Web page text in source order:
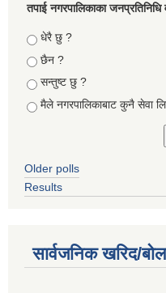
तपा‌ई नगरपालिकाका जनप्रतिनिधि
Choices
धेरै छु ?
छैन ?
सन्तुष्ट छु ?
मैले नगरपालिकाबाट कुनै सेवा
Older polls
Results
सार्वजनिक खरिद/